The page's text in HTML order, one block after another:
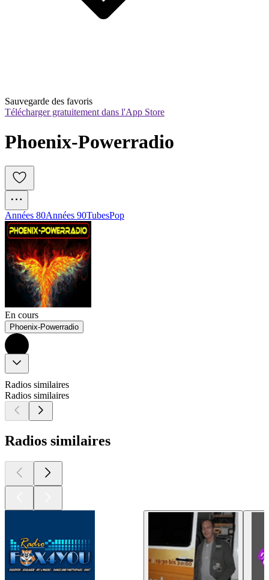
Sauvegarde des favoris
Télécharger gratuitement dans l'App Store
Phoenix-Powerradio
Années 80Années 90TubesPop
En cours
Phoenix-Powerradio
Radios similaires
Radios similaires
Radios similaires